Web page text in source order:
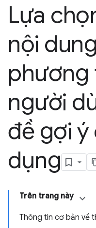
Lựa
nội
phương
người
đề gợi ý
dụng
Trên trang này
Thông tin cơ bản về